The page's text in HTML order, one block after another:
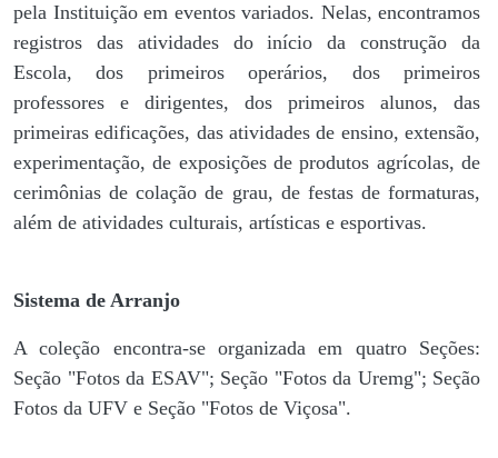
pela Instituição em eventos variados. Nelas, encontramos
registros das atividades do início da construção da
Escola, dos primeiros operários, dos primeiros
professores e dirigentes, ​dos primeiros alunos, das
primeiras edificações, das atividades de ensino, extensão,
experimentação, de exposições de produtos agrícolas, de
cerimônias de colação de grau, de festas de formaturas,
além de atividades culturais, artísticas e esportivas.
Sistema de Arranjo
A coleção encontra-se organizada em quatro Seções:
Seção "Fotos da ESAV"; Seção "Fotos da Uremg"; Seção
Fotos da UFV e Seção "Fotos de Viçosa".